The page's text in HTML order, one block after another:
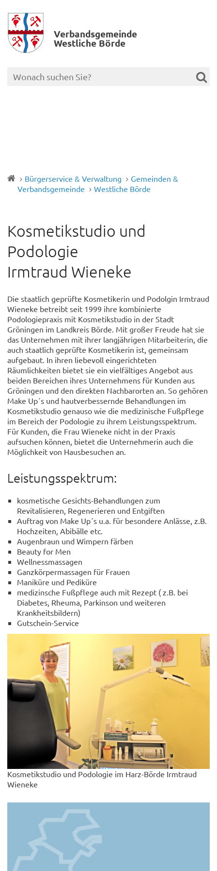
Verbands­gemeinde
Westliche Börde
Bürgerservice & Verwaltung
Gemeinden &
Verbandsgemeinde
Westliche Börde
Kosmetikstudio und
Podologie
Irmtraud Wieneke
Die staatlich geprüfte Kosmetikerin und Podolgin Irmtraud
Wieneke betreibt seit 1999 ihre kombinierte
Podologiepraxis mit Kosmetikstudio in der Stadt
Gröningen im Landkreis Börde. Mit großer Freude hat sie
das Unternehmen mit ihrer langjährigen Mitarbeiterin, die
auch staatlich geprüfte Kosmetikerin ist, gemeinsam
aufgebaut. In ihren liebevoll eingerichteten
Räumlichkeiten bietet sie ein vielfältiges Angebot aus
beiden Bereichen ihres Unternehmens für Kunden aus
Gröningen und den direkten Nachbarorten an. So gehören
Make Up´s und hautverbessernde Behandlungen im
Kosmetikstudio genauso wie die medizinische Fußpflege
im Bereich der Podologie zu ihrem Leistungsspektrum.
Für Kunden, die Frau Wieneke nicht in der Praxis
aufsuchen können, bietet die Unternehmerin auch die
Möglichkeit von Hausbesuchen an.
Leistungsspektrum:
kosmetische Gesichts-Behandlungen zum
Revitalisieren, Regenerieren und Entgiften
Auftrag von Make Up´s u.a. für besondere Anlässe, z.B.
Hochzeiten, Abibälle etc.
Augenbraun und Wimpern färben
Beauty for Men
Wellnessmassagen
Ganzkörpermassagen für Frauen
Maniküre und Pediküre
medizinsche Fußpflege auch mit Rezept ( z.B. bei
Diabetes, Rheuma, Parkinson und weiteren
Krankheitsbildern)
Gutschein-Service
Kosmetikstudio und Podologie im Harz-Börde Irmtraud
Wieneke